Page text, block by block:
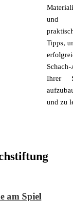
und
Tipps,
Ihrer
und zu
am Spiel